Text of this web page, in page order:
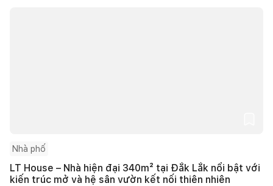
Nhà phố
LT House – Nhà hiện đại 340m² tại Đắk Lắk nổi bật với
kiến trúc mở và hệ sân vườn kết nối thiên nhiên